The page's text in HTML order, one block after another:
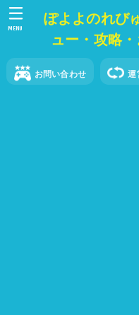
ぽよよのれび
ュー・攻略
お問い合わせ 運
MENU